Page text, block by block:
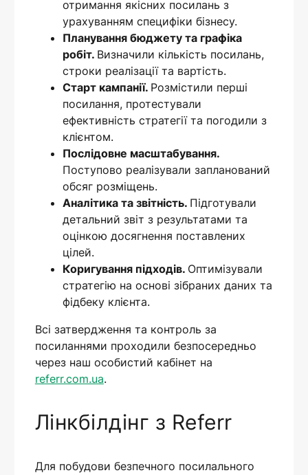
отримання якісних посилань з
урахуванням специфіки бізнесу.
Планування бюджету та графіка
робіт. Визначили кількість посилань,
строки реалізації та вартість.
Старт кампанії. Розмістили перші
посилання, протестували
ефективність стратегії та погодили з
клієнтом.
Послідовне масштабування.
Поступово реалізували запланований
обсяг розміщень.
Аналітика та звітність. Підготували
детальний звіт з результатами та
оцінкою досягнення поставлених
цілей.
Коригування підходів. Оптимізували
стратегію на основі зібраних даних та
фідбеку клієнта.
Всі затвердження та контроль за
посиланнями проходили безпосередньо
через наш особистий кабінет на
referr.com.ua.
Лінкбілдінг з Referr
Для побудови безпечного посилального